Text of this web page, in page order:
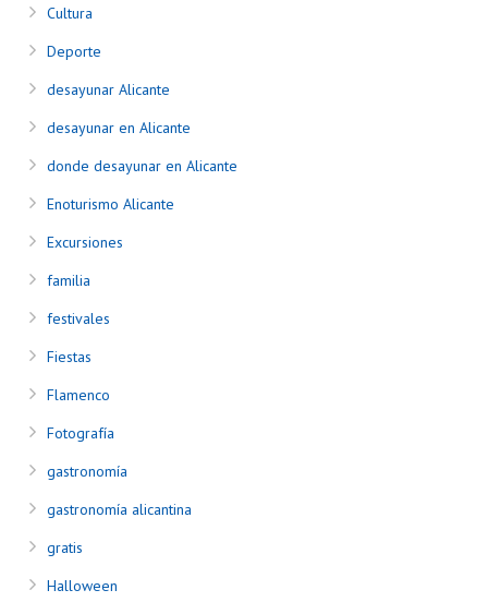
Cultura
Deporte
desayunar Alicante
desayunar en Alicante
donde desayunar en Alicante
Enoturismo Alicante
Excursiones
familia
festivales
Fiestas
Flamenco
Fotografía
gastronomía
gastronomía alicantina
gratis
Halloween